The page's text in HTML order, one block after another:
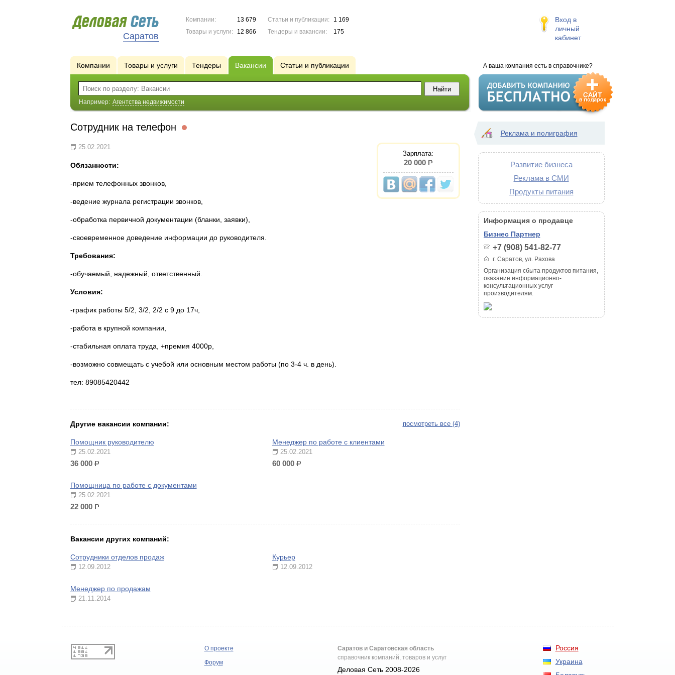
Саратов
Компании:
13 679
Товары и услуги:
12 866
Статьи и публикации:
1 169
Тендеры и вакансии:
175
Вход в
личный
кабинет
А ваша компания есть в справочнике?
Компании Товары и услуги Тендеры Вакансии Статьи и публикации
Например: Агентства недвижимости
Сотрудник на телефон
Зарплата:
20 000 р.
25.02.2021
Обязанности:
-прием телефонных звонков,
-ведение журнала регистрации звонков,
-обработка первичной документации (бланки, заявки),
-своевременное доведение информации до руководителя.
Требования:
-обучаемый, надежный, ответственный.
Условия:
-график работы 5/2, 3/2, 2/2 с 9 до 17ч,
-работа в крупной компании,
-стабильная оплата труда, +премия 4000р,
-возможно совмещать с учебой или основным местом работы (по 3-4 ч. в день).
тел: 89085420442
посмотреть все (4)
Другие вакансии компании:
Помощник руководителю
25.02.2021
36 000 р.
Менеджер по работе с клиентами
25.02.2021
60 000 р.
Помощница по работе с документами
25.02.2021
22 000 р.
Вакансии других компаний:
Сотрудники отделов продаж
12.09.2012
Курьер
12.09.2012
Менеджер по продажам
21.11.2014
Реклама и полиграфия
Развитие бизнеса
Реклама в СМИ
Продукты питания
Информация о продавце
Бизнес Партнер
+7 (908) 541-82-77
г. Саратов, ул. Рахова
Организация сбыта продуктов питания,
оказание информационно-
консультационных услуг
производителям.
Россия
Украина
О проекте
Форум
Саратов и Саратовская область
справочник компаний, товаров и услуг
Деловая Сеть 2008-2026